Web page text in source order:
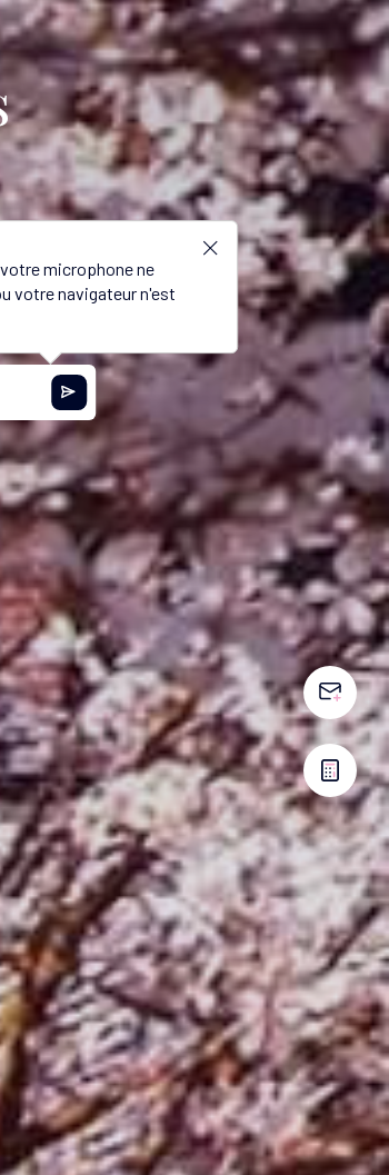
microphone ne
votre navigateur n'est